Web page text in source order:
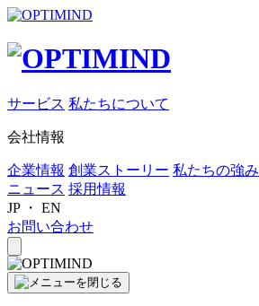
サービス 私たちについて
会社情報
企業情報 創業ストーリー 私たちの強み
ニュース 採用情報
JP
・ EN
お問い合わせ